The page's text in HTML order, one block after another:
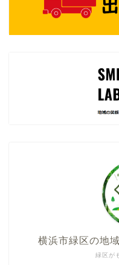
緑区が
横浜市緑区の地